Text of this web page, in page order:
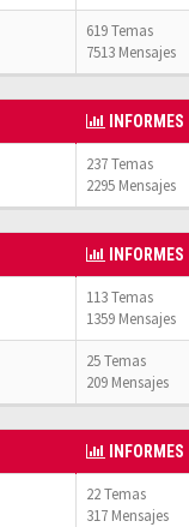
619 Temas
7513 Mensajes
INFORMES
237 Temas
2295 Mensajes
INFORMES
113 Temas
1359 Mensajes
25 Temas
209 Mensajes
INFORMES
22 Temas
317 Mensajes